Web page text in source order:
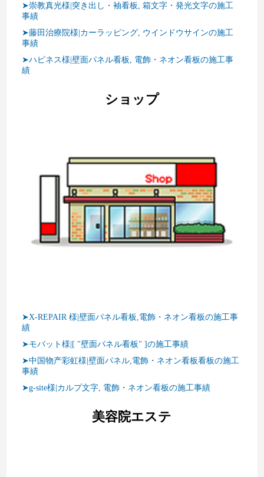
➤崇教真光様|突き出し・袖看板, 箱文字・発光文字の施工
事績
➤藤田治療院様|カーラッピング, ウインドウサインの施工
事績
➤ハピネス様|壁面パネル看板, 電飾・ネオン看板の施工事
績
ショップ
➤X-REPAIR 様|壁面パネル看板,電飾・ネオン看板の施工事
績
➤モバット様|[ "壁面パネル看板" ]の施工事績
➤中国物产彩虹様|壁面パネル,電飾・ネオン看板看板の施工
事績
➤g-site様|カルプ文字, 電飾・ネオン看板の施工事績
美容院エステ